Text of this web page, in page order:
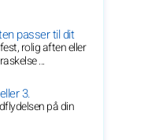
passer til dit
rolig aften eller
...
3.
på din